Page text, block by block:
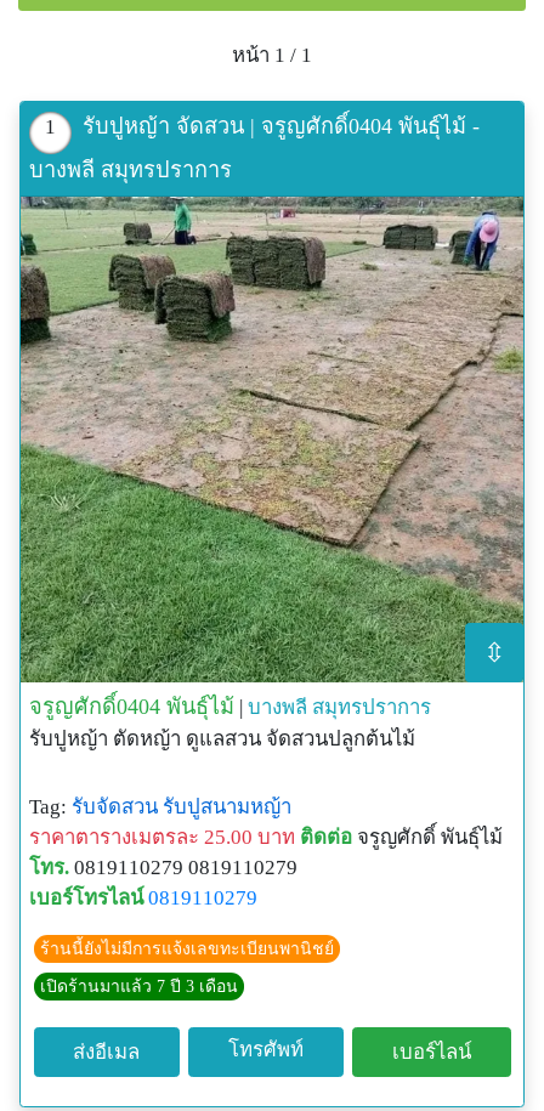
หน้า 1 / 1
1
รับปูหญ้า จัดสวน | จรูญศักดิ์0404 พันธุ์ไม้ -
บางพลี สมุทรปราการ
⇳
จรูญศักดิ์0404 พันธุ์ไม้ | บางพลี สมุทรปราการ
รับปูหญ้า ตัดหญ้า ดูแลสวน จัดสวนปลูกต้นไม้
Tag: รับจัดสวน รับปูสนามหญ้า
ราคาตารางเมตรละ 25.00 บาท ติดต่อ จรูญศักดิ์ พันธุ์ไม้
โทร. 0819110279 0819110279
เบอร์โทรไลน์ 0819110279
ร้านนี้ยังไม่มีการแจ้งเลขทะเบียนพานิชย์
เปิดร้านมาแล้ว 7 ปี 3 เดือน
ส่งอีเมล โทรศัพท์ เบอร์ไลน์